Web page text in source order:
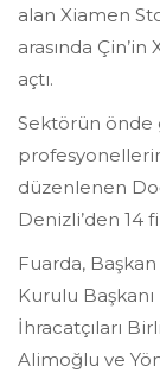
alan Xiamen
arasında
açtı.
Sektörün önde
düzenlenen
Denizli’den 14
Fuarda,
Kurulu
İhracatçıları
Alimoğlu ve